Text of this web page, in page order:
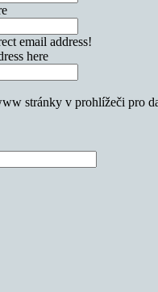
email address!
here
stránky v prohlížeči pro